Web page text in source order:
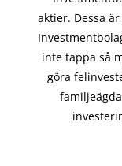
aktier. Dessa
inte tappa så
göra